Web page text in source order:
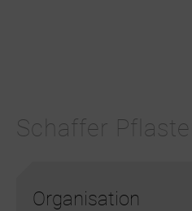
Schaffer
Organisation